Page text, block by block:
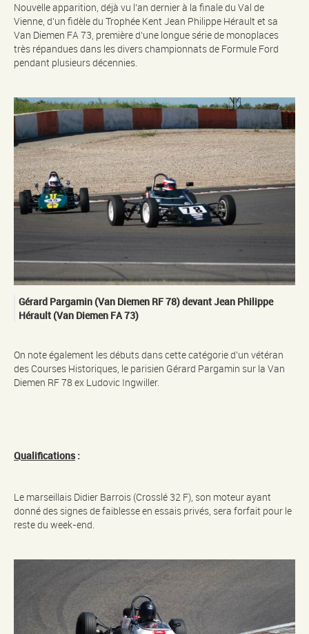
Nouvelle apparition, déjà vu l’an dernier à la finale du Val de
Vienne, d’un fidèle du Trophée Kent Jean Philippe Hérault et sa
Van Diemen FA 73, première d’une longue série de monoplaces
très répandues dans les divers championnats de Formule Ford
pendant plusieurs décennies.
Gérard Pargamin (Van Diemen RF 78) devant Jean Philippe
Hérault (Van Diemen FA 73)
On note également les débuts dans cette catégorie d’un vétéran
des Courses Historiques, le parisien Gérard Pargamin sur la Van
Diemen RF 78 ex Ludovic Ingwiller.
Qualifications:
Le marseillais Didier Barrois (Crosslé 32 F), son moteur ayant
donné des signes de faiblesse en essais privés, sera forfait pour le
reste du week-end.